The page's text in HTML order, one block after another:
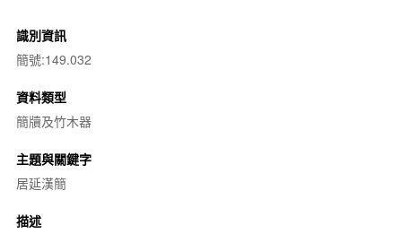
識別資訊
簡號:149.032
資料類型
簡牘及竹木器
主題與關鍵字
居延漢簡
描述